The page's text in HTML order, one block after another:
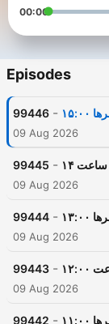
00:00
Episodes
99446 -
09 Aug 2026
99445 - ساعت ۱۴
09 Aug 2026
99444 -
09 Aug 2026
99443 -
09 Aug 2026
99442 -